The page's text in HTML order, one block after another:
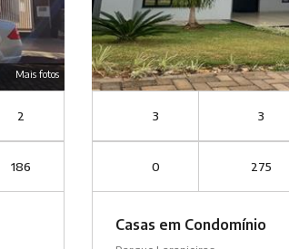
Mais fotos
2
186
3 3
0 275
Casas em Condomínio